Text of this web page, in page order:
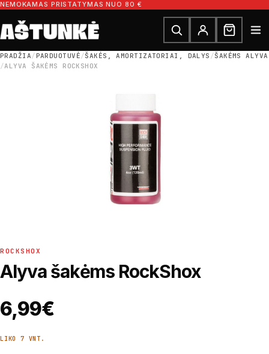
Pereiti prie turinio
NEMOKAMAS PRISTATYMAS NUO 80 €
Ieškoti dalių
Ieškoti
PRADŽIA/PARDUOTUVĖ/ŠAKĖS, AMORTIZATORIAI, DALYS /ŠAKĖMS ALYVA
/ALYVA ŠAKĖMS ROCKSHOX
ROCKSHOX
Alyva šakėms RockShox
6,99€
LIKO 7 VNT.